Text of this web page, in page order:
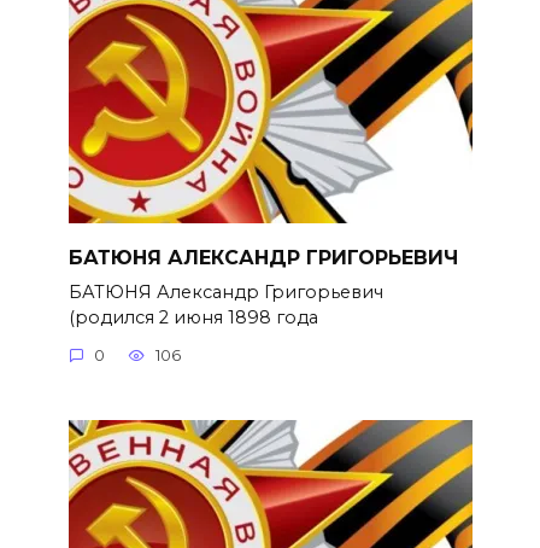
БАТЮНЯ АЛЕКСАНДР ГРИГОРЬЕВИЧ
БАТЮНЯ Александр Григорьевич
(родился 2 июня 1898 года
0 106